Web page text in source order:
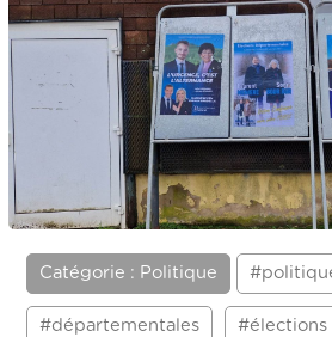
Catégorie : Politique
#départementales #élections